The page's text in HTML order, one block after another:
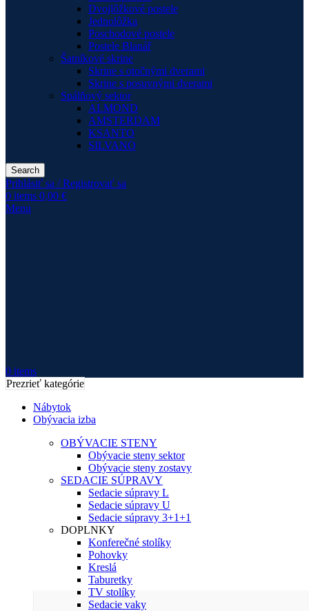
Dvojlôžkové postele
Jednolôžka
Poschodové postele
Postele Blanář
Šatníkové skrine
Skrine s otočnými dverami
Skrine s posuvnými dverami
Spálňový sektor
ALMOND
AMSTERDAM
KSANTO
SILVANO
Search
Prihlásiť sa / Registrovať sa
0 items 0,00 €
Menu
0 items
Prezrieť kategórie
Nábytok
Obývacia izba
OBÝVACIE STENY
Obývacie steny sektor
Obývacie steny zostavy
SEDACIE SÚPRAVY
Sedacie súpravy L
Sedacie súpravy U
Sedacie súpravy 3+1+1
DOPLNKY
Konferečné stolíky
Pohovky
Kreslá
Taburetky
TV stolíky
Sedacie vaky